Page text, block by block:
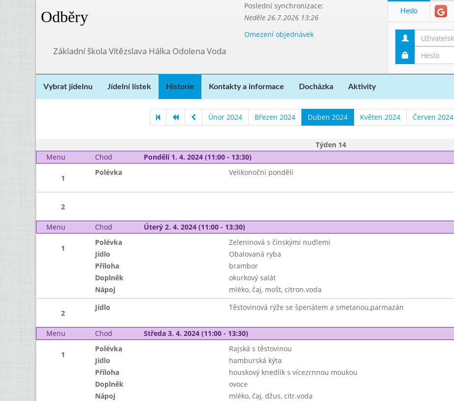
Odběry
Poslední synchronizace:
Neděle 26.7.2026 13:26
Omezení objednávek
Základní škola Vítězslava Hálka Odolena Voda
Heslo
Vybrat jídelnu Jídelní lístek Historie Kontakty a informace Docházka Aktivity
Únor 2024 Březen 2024 Duben 2024 Květen 2024 Červen 2024
Týden 14
Menu
Chod Pondělí 1. 4. 2024 (11:00 - 13:30)
1
Polévka Velikonoční pondělí
2
Menu Chod Úterý 2. 4. 2024 (11:00 - 13:30)
1
Polévka Zeleninová s čínskými nudlemi
Jídlo
Obalovaná ryba
Příloha
brambor
Doplněk
okurkový salát
Nápoj
mléko, čaj, mošt, citron.voda
2
Jídlo Těstovinová rýže se špenátem a smetanou,parmazán
Menu Chod Středa 3. 4. 2024 (11:00 - 13:30)
1
Polévka Rajská s těstovinou
Jídlo
hamburská kýta
Příloha
houskový knedlík s vícezrnnou moukou
Doplněk
ovoce
Nápoj
mléko, čaj, džus, citr.voda